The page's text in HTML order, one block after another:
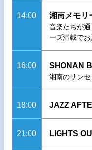
14:00 湘南メモリ
音楽たちが
ーズ満載で
16:00 SHONAN
湘南のサン
18:00 JAZZ
21:00 LIGHTS